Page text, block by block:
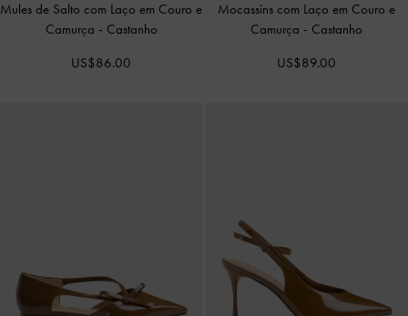
Mules de Salto com Laço em Couro e
Camurça - Castanho
US$86.00
Mocassins com Laço em Couro e
Camurça - Castanho
US$89.00